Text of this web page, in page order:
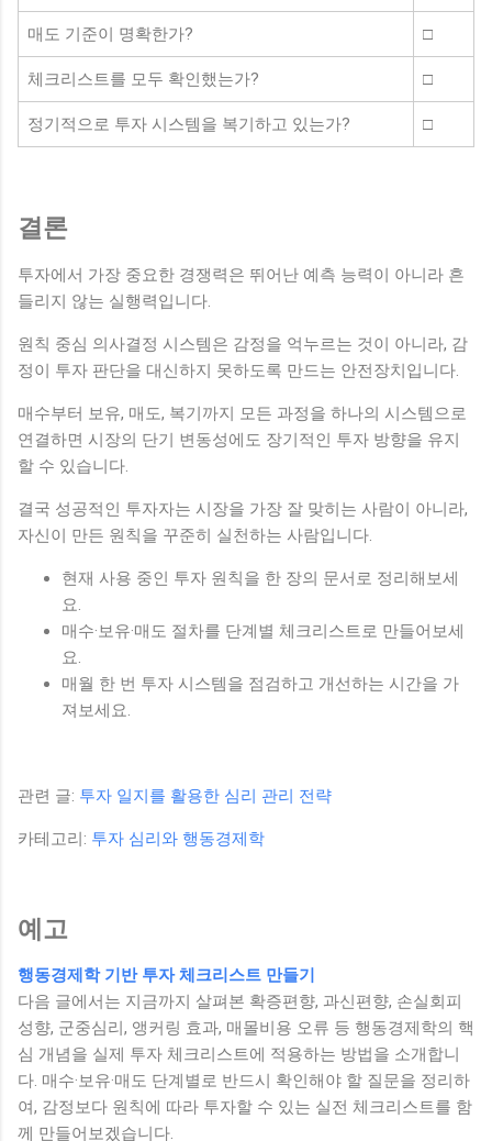
매도 기준이 명확한가? □
체크리스트를 모두 확인했는가? □
정기적으로 투자 시스템을 복기하고 있는가? □
결론
투자에서 가장 중요한 경쟁력은 뛰어난 예측 능력이 아니라 흔
들리지 않는 실행력입니다.
원칙 중심 의사결정 시스템은 감정을 억누르는 것이 아니라, 감
정이 투자 판단을 대신하지 못하도록 만드는 안전장치입니다.
매수부터 보유, 매도, 복기까지 모든 과정을 하나의 시스템으로
연결하면 시장의 단기 변동성에도 장기적인 투자 방향을 유지
할 수 있습니다.
결국 성공적인 투자자는 시장을 가장 잘 맞히는 사람이 아니라,
자신이 만든 원칙을 꾸준히 실천하는 사람입니다.
현재 사용 중인 투자 원칙을 한 장의 문서로 정리해보세
요.
매수·보유·매도 절차를 단계별 체크리스트로 만들어보세
요.
매월 한 번 투자 시스템을 점검하고 개선하는 시간을 가
져보세요.
관련 글: 투자 일지를 활용한 심리 관리 전략
카테고리: 투자 심리와 행동경제학
예고
행동경제학 기반 투자 체크리스트 만들기
다음 글에서는 지금까지 살펴본 확증편향, 과신편향, 손실회피
성향, 군중심리, 앵커링 효과, 매몰비용 오류 등 행동경제학의 핵
심 개념을 실제 투자 체크리스트에 적용하는 방법을 소개합니
다. 매수·보유·매도 단계별로 반드시 확인해야 할 질문을 정리하
여, 감정보다 원칙에 따라 투자할 수 있는 실전 체크리스트를 함
께 만들어보겠습니다.